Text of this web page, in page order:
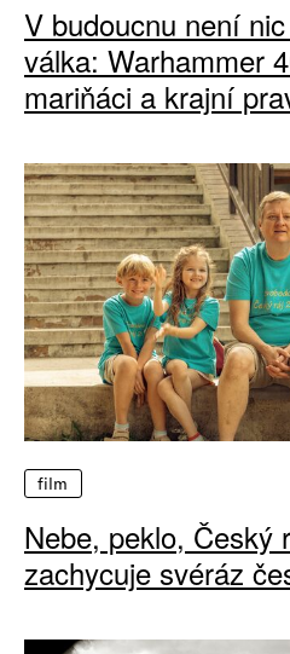
V budoucnu není
válka: Warhammer
mariňáci a krajní
film
Nebe, peklo, Český
zachycuje svéráz